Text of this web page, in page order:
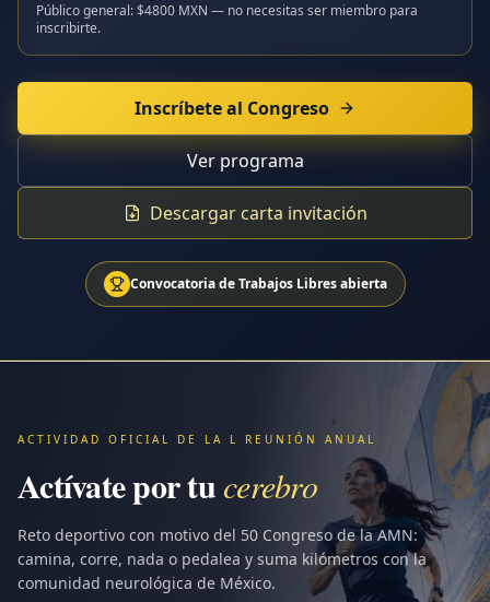
Público general: $4800 MXN — no necesitas ser miembro para
inscribirte.
Inscríbete al Congreso
Ver programa
Descargar carta invitación
Convocatoria de Trabajos Libres abierta
ACTIVIDAD OFICIAL DE LA L REUNIÓN ANUAL
Actívate por tu cerebro
Reto deportivo con motivo del 50 Congreso de la AMN:
camina, corre, nada o pedalea y suma kilómetros con la
comunidad neurológica de México.